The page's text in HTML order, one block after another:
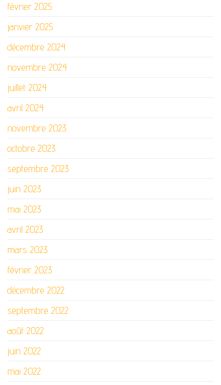
février 2025
janvier 2025
décembre 2024
novembre 2024
juillet 2024
avril 2024
novembre 2023
octobre 2023
septembre 2023
juin 2023
mai 2023
avril 2023
mars 2023
février 2023
décembre 2022
septembre 2022
août 2022
juin 2022
mai 2022